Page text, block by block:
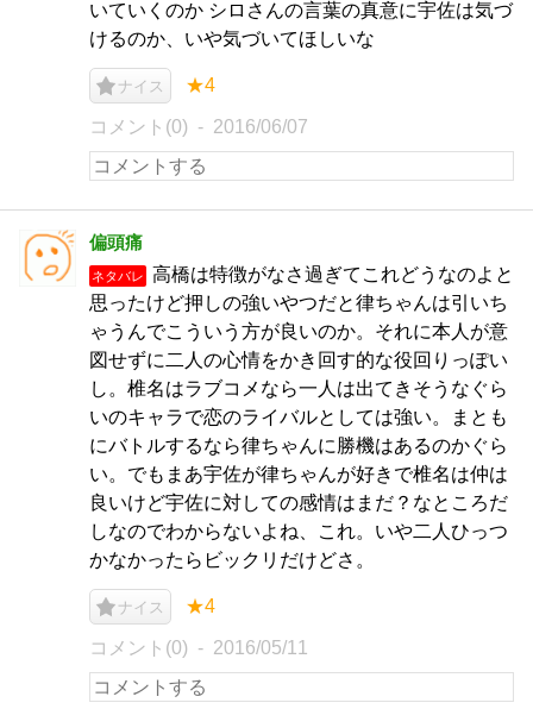
いていくのか シロさんの言葉の真意に宇佐は気づ
けるのか、いや気づいてほしいな
ナイス ★4
コメント(0) 2016/06/07
偏頭痛
ネタバレ
高橋は特徴がなさ過ぎてこれどうなのよと
思ったけど押しの強いやつだと律ちゃんは引いち
ゃうんでこういう方が良いのか。それに本人が意
図せずに二人の心情をかき回す的な役回りっぽい
し。椎名はラブコメなら一人は出てきそうなぐら
いのキャラで恋のライバルとしては強い。まとも
にバトルするなら律ちゃんに勝機はあるのかぐら
い。でもまあ宇佐が律ちゃんが好きで椎名は仲は
良いけど宇佐に対しての感情はまだ？なところだ
しなのでわからないよね、これ。いや二人ひっつ
かなかったらビックリだけどさ。
ナイス ★4
コメント(0) 2016/05/11